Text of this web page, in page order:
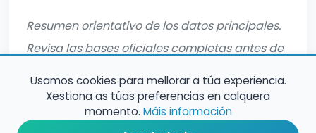
Resumen orientativo de los datos principales.
Revisa las bases oficiales completas antes de
Usamos cookies para mellorar a túa experiencia.
Xestiona as túas preferencias en calquera
momento. Máis información